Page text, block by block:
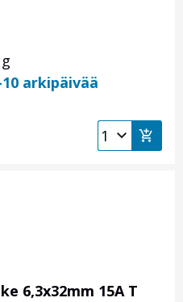
arkipäivää
6,3x32mm 15A T